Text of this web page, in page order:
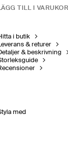
TILL I
i butik
& returer
& beskrivning
med